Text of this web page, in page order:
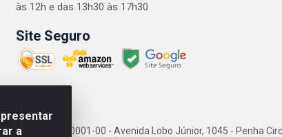
a
às 12h e das 13h30 às 17h30
Site Seguro
10.894.768/0001-00 - Avenida Lobo Júnior, 1045 - Penha